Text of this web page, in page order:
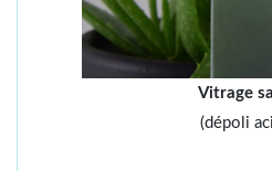
Vitrage
(dépoli